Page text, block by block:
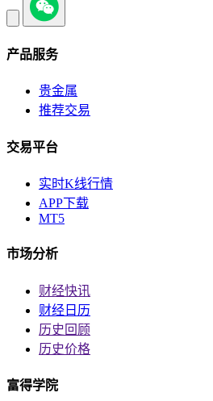
产品服务
贵金属
推荐交易
交易平台
实时K线行情
APP下载
MT5
市场分析
财经快讯
财经日历
历史回顾
历史价格
富得学院